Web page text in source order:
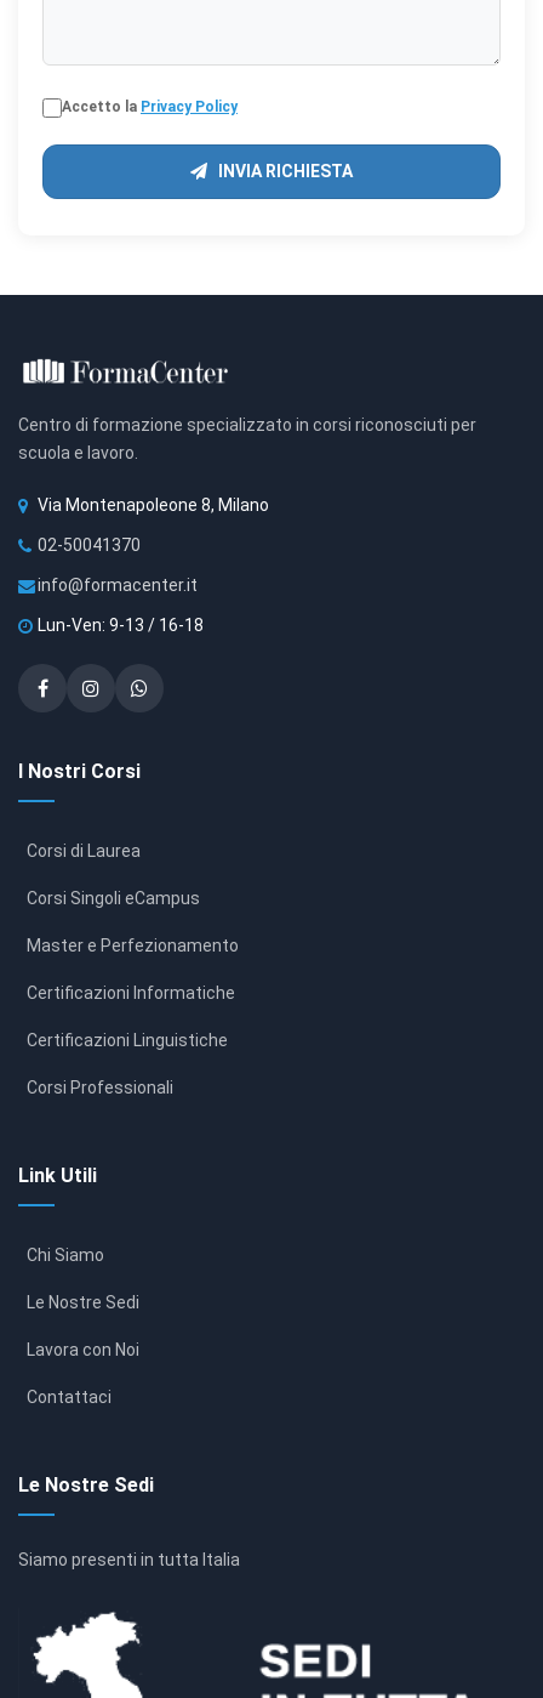
Accetto la Privacy Policy
INVIA RICHIESTA
Centro di formazione specializzato in corsi riconosciuti per
scuola e lavoro.
Via Montenapoleone 8, Milano
02-50041370
info@formacenter.it
Lun-Ven: 9-13 / 16-18
I Nostri Corsi
Corsi di Laurea
Corsi Singoli eCampus
Master e Perfezionamento
Certificazioni Informatiche
Certificazioni Linguistiche
Corsi Professionali
Link Utili
Chi Siamo
Le Nostre Sedi
Lavora con Noi
Contattaci
Le Nostre Sedi
Siamo presenti in tutta Italia